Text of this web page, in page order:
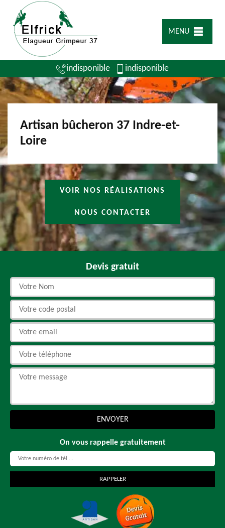
MENU
indisponible indisponible
Artisan bûcheron 37 Indre-et-
Loire
VOIR NOS RÉALISATIONS
NOUS CONTACTER
Devis gratuit
On vous rappelle gratuitement